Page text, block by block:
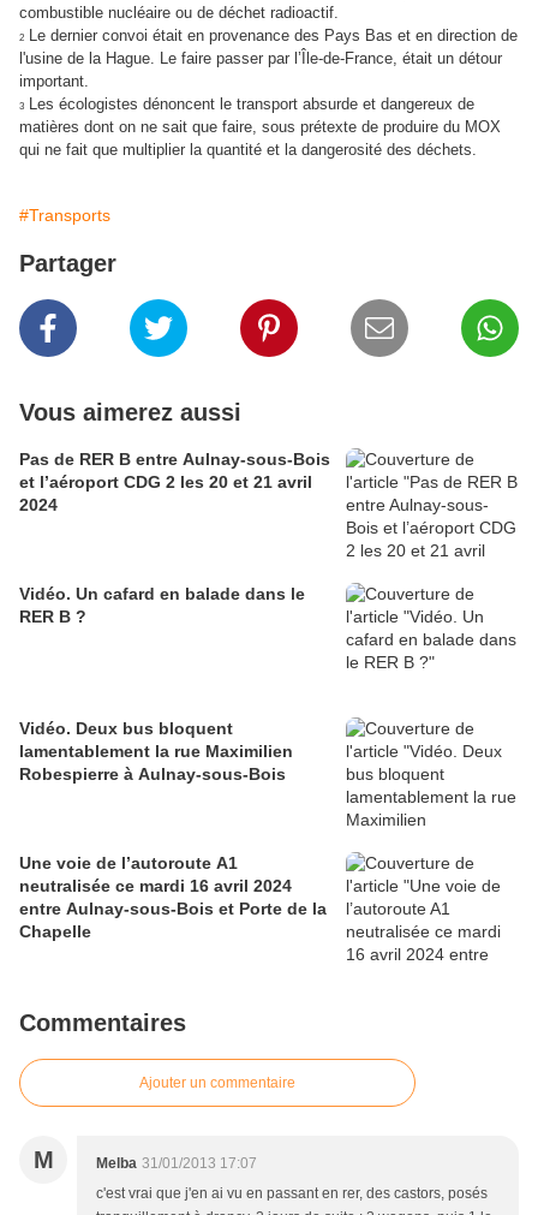
combustible nucléaire ou de déchet radioactif.
2
Le dernier convoi était en provenance des Pays Bas et en direction de
l'usine de la Hague. Le faire passer par l’Île-de-France, était un détour
important.
3
Les écologistes dénoncent le transport absurde et dangereux de
matières dont on ne sait que faire, sous prétexte de produire du MOX
qui ne fait que multiplier la quantité et la dangerosité des déchets.
#Transports
Partager
Vous aimerez aussi
Pas de RER B entre Aulnay-sous-Bois
et l’aéroport CDG 2 les 20 et 21 avril
2024
Vidéo. Un cafard en balade dans le
RER B ?
Vidéo. Deux bus bloquent
lamentablement la rue Maximilien
Robespierre à Aulnay-sous-Bois
Une voie de l’autoroute A1
neutralisée ce mardi 16 avril 2024
entre Aulnay-sous-Bois et Porte de la
Chapelle
Commentaires
Ajouter un commentaire
M Melba 31/01/2013 17:07
c'est vrai que j'en ai vu en passant en rer, des castors, posés